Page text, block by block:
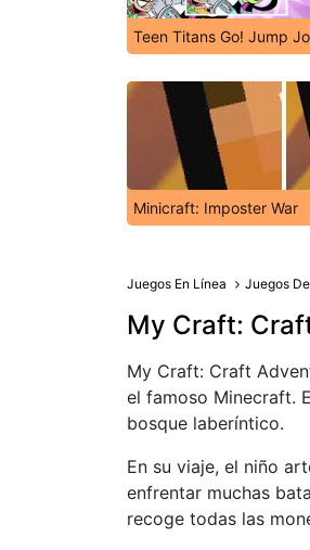
Teen Titans Go! Jump
Minicraft: Imposter War
Juegos En Línea Juegos
My Craft:
My Craft: Craft
el famoso Minecraft.
bosque laberíntico.
En su viaje, el niño
enfrentar muchas
recoge todas las